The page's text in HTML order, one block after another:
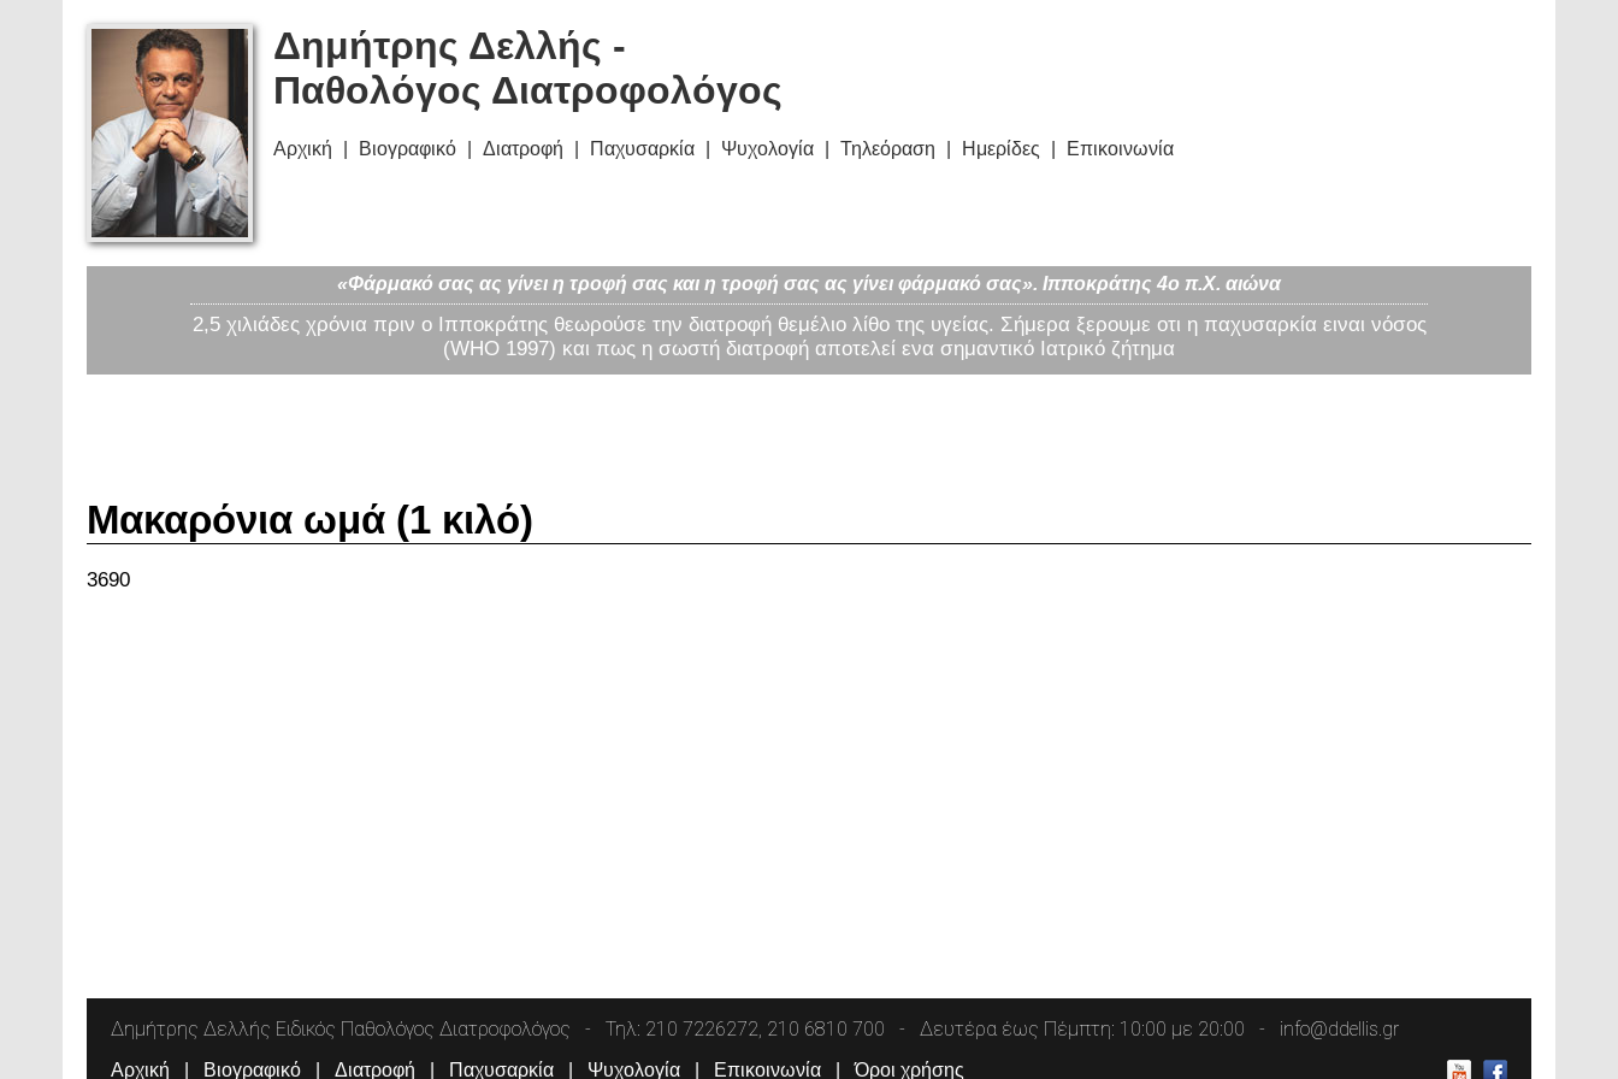
Δημήτρης Δελλής -
Παθολόγος Διατροφολόγος
Αρχική Βιογραφικό Διατροφή Παχυσαρκία Ψυχολογία Τηλεόραση Ημερίδες Επικοινωνία
«Φάρμακό σας ας γίνει η τροφή σας και η τροφή σας ας γίνει φάρμακό σας». Ιπποκράτης 4ο π.Χ. αιώνα
2,5 χιλιάδες χρόνια πριν ο Ιπποκράτης θεωρούσε την διατροφή θεμέλιο λίθο της υγείας. Σήμερα ξερουμε οτι η παχυσαρκία ειναι νόσος
(WHO 1997) και πως η σωστή διατροφή αποτελεί ενα σημαντικό Ιατρικό ζήτημα
Μακαρόνια ωμά (1 κιλό)
3690
Δημήτρης Δελλής Ειδικός Παθολόγος Διατροφολόγος Τηλ: 210 7226272, 210 6810 700 Δευτέρα έως Πέμπτη: 10:00 με 20:00 info@ddellis.gr
Αρχική Βιογραφικό Διατροφή Παχυσαρκία Ψυχολογία Επικοινωνία Όροι χρήσης